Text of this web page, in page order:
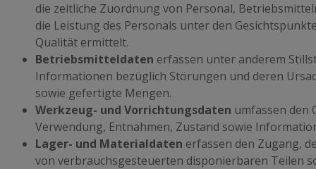
die zeitliche Zuordnung von Personal,
die Leistung des Personals unter den
Qualität ermittelt.
Betriebsmitteldaten erfassen unter anderem
Informationen bezüglich Störungen und deren
sowie gefertigte Mengen.
Werkzeug- und Vorrichtungsdaten umfassen den
Verwendung, Entnahmen, Zustand sowie
Lager- und Materialdaten erfassen den Zugang,
von verbrauchsgesteuerten disponierbaren Teilen